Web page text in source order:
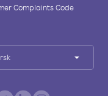
Complaints Code